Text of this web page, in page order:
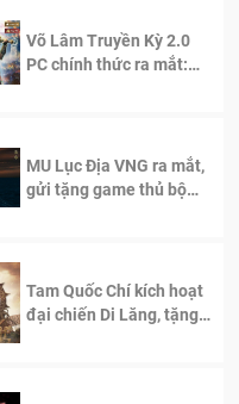
Võ Lâm Truyền Kỳ 2.0
PC chính thức ra mắt:
MU Lục Địa VNG ra mắt,
gửi tặng game thủ bộ
Tam Quốc Chí kích hoạt
đại chiến Di Lăng, tặng